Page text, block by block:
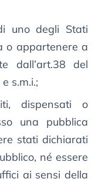
uno degli Stati
o appartenere a
dall’art.38 del
s.m.i.;
dispensati o
una pubblica
stati dichiarati
né essere
ai sensi della